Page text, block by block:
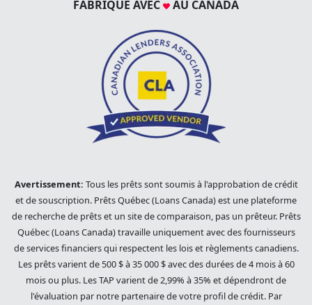
FABRIQUÉ AVEC
AU CANADA
Avertissement: Tous les prêts sont soumis à l'approbation de crédit
et de souscription. Prêts Québec (Loans Canada) est une plateforme
de recherche de prêts et un site de comparaison, pas un prêteur. Prêts
Québec (Loans Canada) travaille uniquement avec des fournisseurs
de services financiers qui respectent les lois et règlements canadiens.
Les prêts varient de 500 $ à 35 000 $ avec des durées de 4 mois à 60
mois ou plus. Les TAP varient de 2,99% à 35% et dépendront de
l'évaluation par notre partenaire de votre profil de crédit. Par